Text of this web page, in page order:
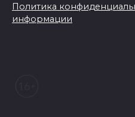
Политика
информации